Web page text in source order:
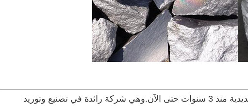
تعمل ZHENAN في مجال السبائك الحديدية منذ 3 سنوات حتى الآن.وهي شركة رائدة في تصنيع وتوريد